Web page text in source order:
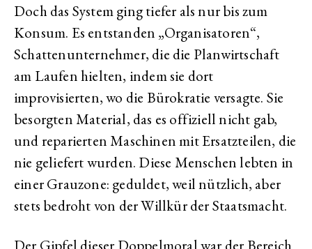
Doch das System ging tiefer als nur bis zum
Konsum. Es entstanden „Organisatoren“,
Schattenunternehmer, die die Planwirtschaft
am Laufen hielten, indem sie dort
improvisierten, wo die Bürokratie versagte. Sie
besorgten Material, das es offiziell nicht gab,
und reparierten Maschinen mit Ersatzteilen, die
nie geliefert wurden. Diese Menschen lebten in
einer Grauzone: geduldet, weil nützlich, aber
stets bedroht von der Willkür der Staatsmacht.
Der Gipfel dieser Doppelmoral war der Bereich